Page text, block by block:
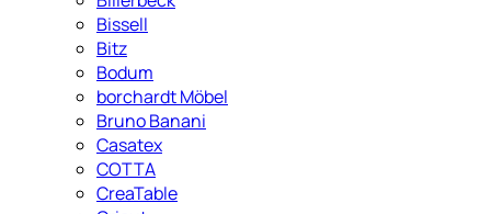
Bissell
Bitz
Bodum
borchardt Möbel
Bruno Banani
Casatex
COTTA
CreaTable